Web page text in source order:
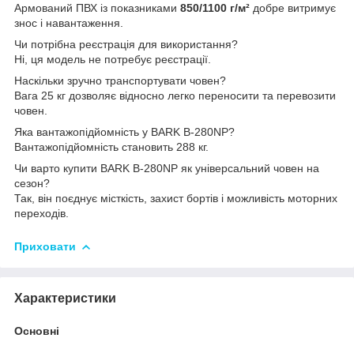
Армований ПВХ із показниками 850/1100 г/м² добре витримує
знос і навантаження.
Чи потрібна реєстрація для використання?
Ні, ця модель не потребує реєстрації.
Наскільки зручно транспортувати човен?
Вага 25 кг дозволяє відносно легко переносити та перевозити
човен.
Яка вантажопідйомність у BARK B-280NP?
Вантажопідйомність становить 288 кг.
Чи варто купити BARK B-280NP як універсальний човен на
сезон?
Так, він поєднує місткість, захист бортів і можливість моторних
переходів.
Приховати
Характеристики
Основні